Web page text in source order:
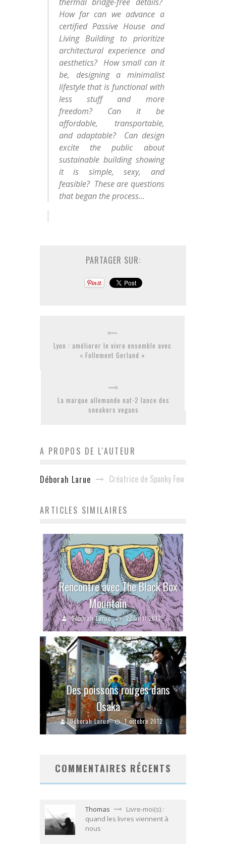
How far can we advance a
certified Passive House and
Living Building to prioritize
architectural experience and
aesthetics? How small can it
be, designing a minimalist
lifestyle that is functional with
less stuff and more
freedom? Can it be
affordable, transportable,
and adaptable? Can design
excite the public about
sustainable building showing
it is simple, sexy, and
feasible? These are questions
that began the process…
PARTAGER SUR:
Lyon : améliorer le vivre ensemble avec
« Follement Gerland »
La marque allemande nat-2 lance des
sneakers vegans
A PROPOS DE L'AUTEUR
Déborah Larue Créatrice de Spanky Few
ARTICLES SIMILAIRES
Rencontre avec The Black Box
Mountain
Déborah Larue 22 avril 2013
Des poissons rouges dans
Osaka
Déborah Larue 1 octobre 2012
COMMENTAIRES RÉCENTS
Thomas
Livre-moi(s) :
quand les livres viennent à
nous